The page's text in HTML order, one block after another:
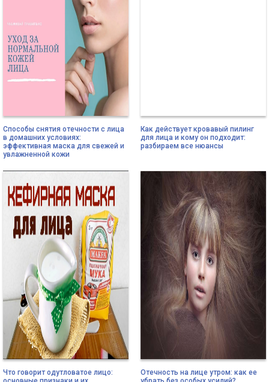
Способы снятия отечности с лица
в домашних условиях:
эффективная маска для свежей и
увлажненной кожи
Как действует кровавый пилинг
для лица и кому он подходит:
разбираем все нюансы
Что говорит одутловатое лицо:
Отечность на лице утром: как ее